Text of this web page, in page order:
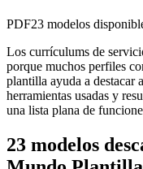
PDF23 modelos
Los currículums de
porque muchos perfiles
plantilla ayuda a destacar
herramientas usadas y
una lista plana de
23 modelos